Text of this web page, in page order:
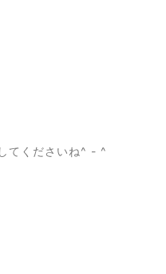
てくださいね^ - ^